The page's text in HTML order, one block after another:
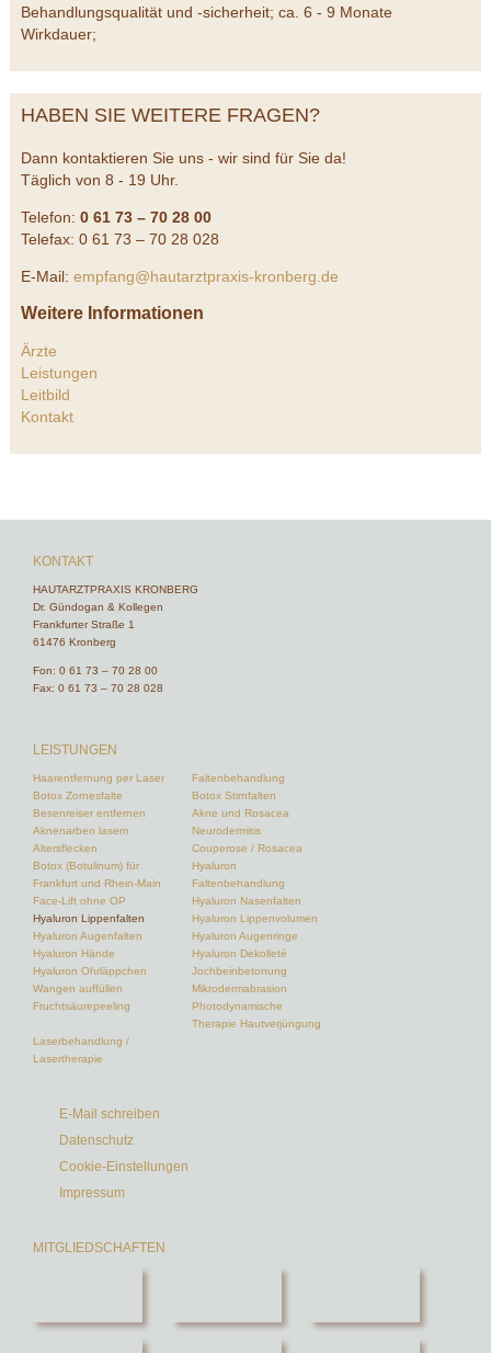
Behandlungsqualität und -sicherheit; ca. 6 - 9 Monate
Wirkdauer;
HABEN SIE WEITERE FRAGEN?
Dann kontaktieren Sie uns - wir sind für Sie da!
Täglich von 8 - 19 Uhr.
Telefon: 0 61 73 – 70 28 00
Telefax: 0 61 73 – 70 28 028
E-Mail: empfang@hautarztpraxis-kronberg.de
Weitere Informationen
Ärzte
Leistungen
Leitbild
Kontakt
KONTAKT
HAUTARZTPRAXIS KRONBERG
Dr. Gündogan & Kollegen
Frankfurter Straße 1
61476 Kronberg
Fon: 0 61 73 – 70 28 00
Fax: 0 61 73 – 70 28 028
LEISTUNGEN
Haarentfernung per Laser
Faltenbehandlung
Botox Zornesfalte
Botox Stirnfalten
Besenreiser entfernen
Akne und Rosacea
Aknenarben lasern
Neurodermitis
Altersflecken
Couperose / Rosacea
Botox (Botulinum) für
Frankfurt und Rhein-Main
Hyaluron
Faltenbehandlung
Face-Lift ohne OP
Hyaluron Nasenfalten
Hyaluron Lippenfalten
Hyaluron Lippenvolumen
Hyaluron Augenfalten
Hyaluron Augenringe
Hyaluron Hände
Hyaluron Dekolleté
Hyaluron Ohrläppchen
Jochbeinbetonung
Wangen auffüllen
Mikrodermabrasion
Fruchtsäurepeeling
Photodynamische
Therapie Hautverjüngung
Laserbehandlung /
Lasertherapie
E-Mail schreiben
Datenschutz
Cookie-Einstellungen
Impressum
MITGLIEDSCHAFTEN